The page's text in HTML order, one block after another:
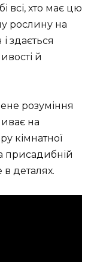
всі, хто має цю
рослину на
здається
й
розуміння
на
кімнатної
присадибній
деталях.